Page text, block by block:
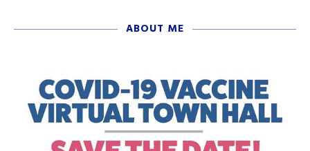
ABOUT ME